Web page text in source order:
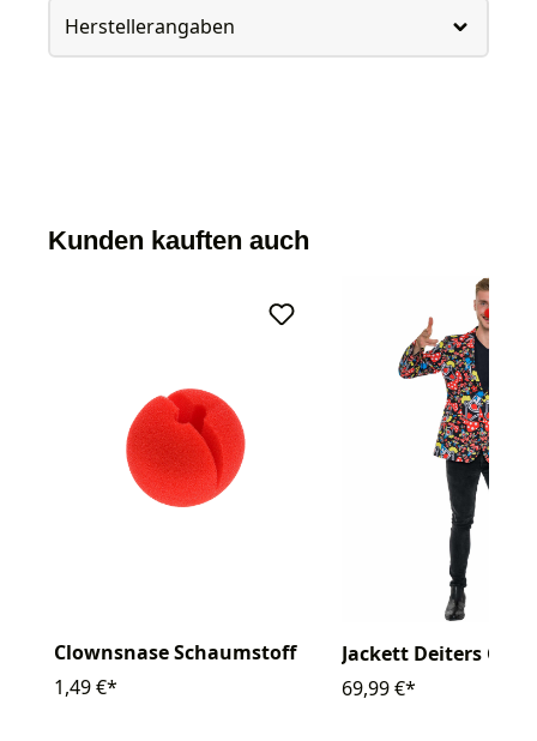
Herstellerangaben
Kunden kauften auch
Clownsnase Schaumstoff
1,49 €*
Jackett Deiters
69,99 €*